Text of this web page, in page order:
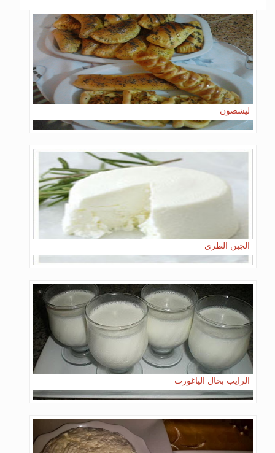
ليشصون
الجبن الطري
الرايب بحال الياغورت